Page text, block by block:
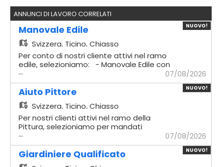
ANNUNCI DI LAVORO CORRELATI
NUOVO!
Manovale Edile
Svizzera, Ticino, Chiasso
Per conto di nostri cliente attivi nel ramo
edile, selezioniamo: - Manovale Edile con
esperienza Mansionario - Logistica
materiali: Gestione
dell'approvvigionamento e del trasporto
dei materiali necessari in cantiere. -
Preparazione impasti: Miscelazione e
preparazione accurata di malte e
composti cementizi. - Supporto
demolizioni: Assistenza diretta ai muratori
qualificati durante le fasi di
smantellamento e demolizione. - Supporto
strutturale: Aiuto operativo nelle attività
... 07/08/2026
NUOVO!
Aiuto Pittore
Svizzera, Ticino, Chiasso
Per nostri clienti attivi nel ramo della
Pittura, selezioniamo per mandati
temporanei - Aiuto Pittore Mansioni
principali: - Protezione cantiere: Copertura
meticolosa di pavimenti, serramenti, mobili
e di tutte le superfici da non trattare. -
... 07/08/2026
NUOVO!
Giardiniere Qualificato